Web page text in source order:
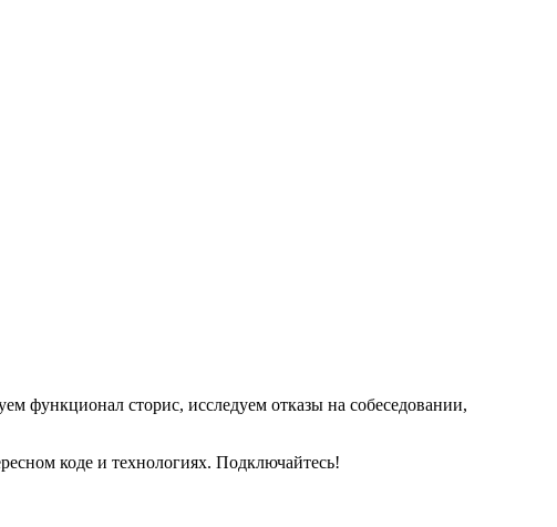
функционал сторис, исследуем отказы на собеседовании,
коде и технологиях. Подключайтесь!